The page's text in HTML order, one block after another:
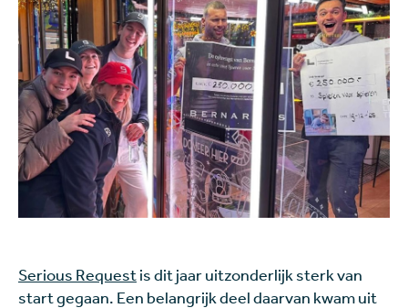
Serious Requestis dit jaar uitzonderlijk sterk van
start gegaan. Een belangrijk deel daarvan kwam uit